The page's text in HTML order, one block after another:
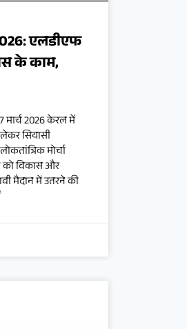
एलडीएफ
के काम,
2026 केरल में
सियासी
मोर्चा
को विकास और
मैदान में उतरने की